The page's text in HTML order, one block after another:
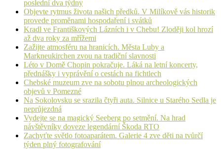
poslední dva týdny
Objevte rytmus života našich předků. V Milíkově vás historik
provede proměnami hospodaření i svátků
Kradl ve Františkových Lázních i v Chebu! Zloději kol hrozí
až dva roky za mřížemi
Zažijte atmosféru na hranicích. Města Luby a
Markneukirchen zvou na tradiční slavnosti
Léto v Domě Chopin pokračuje. Láká na letní koncerty,
přednášky i vyprávění o cestách na fichtlech
Chebské muzeum zve na sobotu plnou archeologických
objevů v Pomezné
Na Sokolovsku se srazila čtyři auta. Silnice u Starého Sedla je
neprůjezdná
Vydejte se na magický Seeberg po setmění. Na hrad
návštěvníky doveze legendární Škoda RTO
Zachyťte světlo fotoaparátem. Galerie 4 zve děti na tvůrčí
týden plný fotografování